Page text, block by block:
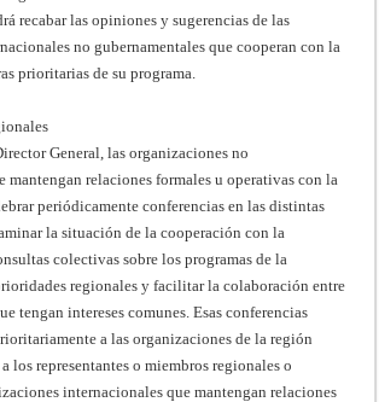
recabar las opiniones y sugerencias de las
no gubernamentales que cooperan con la
prioritarias de su programa.
General, las organizaciones no
mantengan relaciones formales u operativas con la
periódicamente conferencias en las distintas
la situación de la cooperación con la
colectivas sobre los programas de la
regionales y facilitar la colaboración entre
tengan intereses comunes. Esas conferencias
a las organizaciones de la región
los representantes o miembros regionales o
internacionales que mantengan relaciones